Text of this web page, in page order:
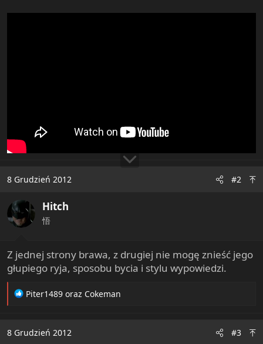
8 Grudzień 2012 #2
Hitch
悟
Z jednej strony brawa, z drugiej nie mogę znieść jego
głupiego ryja, sposobu bycia i stylu wypowiedzi.
R
t
Piter1489 oraz Cokeman
8 Grudzień 2012 #3